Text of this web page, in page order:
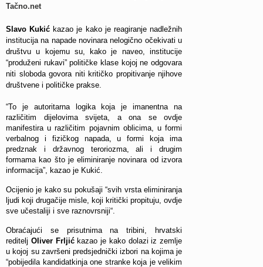
Tačno.net
Slavo Kukić kazao je kako je reagiranje nadležnih
institucija na napade novinara nelogično očekivati u
društvu u kojemu su, kako je naveo, institucije
“produženi rukavi” političke klase kojoj ne odgovara
niti sloboda govora niti kritičko propitivanje njihove
društvene i političke prakse.
“To je autoritarna logika koja je imanentna na
različitim dijelovima svijeta, a ona se ovdje
manifestira u različitim pojavnim oblicima, u formi
verbalnog i fizičkog napada, u formi koja ima
predznak i državnog teroriozma, ali i drugim
formama kao što je eliminiranje novinara od izvora
informacija”, kazao je Kukić.
Ocijenio je kako su pokušaji “svih vrsta eliminiranja
ljudi koji drugačije misle, koji kritički propituju, ovdje
sve učestaliji i sve raznovrsniji“.
Obraćajući se prisutnima na tribini, hrvatski
reditelj Oliver Frljićkazao je kako dolazi iz zemlje
u kojoj su završeni predsjednički izbori na kojima je
“pobijedila kandidatkinja one stranke koja je velikim